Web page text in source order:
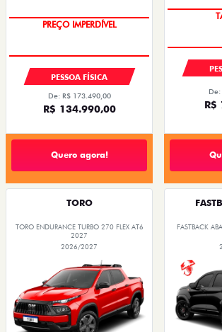
PESSOA FÍSICA
De: R$ 173.490,00
R$ 134.990,00
Quero agora!
De:
R$
TORO
TORO ENDURANCE TURBO 270 FLEX AT6
2027
2026/2027
FASTBACK